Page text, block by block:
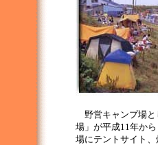
野営キャンプ場と
場」が平成11年か
場にテントサイト